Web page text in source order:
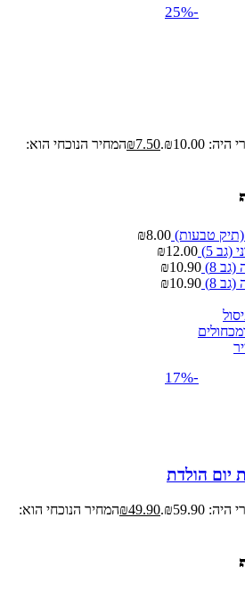
-25%
₪10.00.
₪7.50
המחיר הנוכחי הוא:
₪8.00
₪12.00
₪10.90
₪10.90
-17%
יום הולדת
₪59.90.
₪49.90
המחיר הנוכחי הוא: